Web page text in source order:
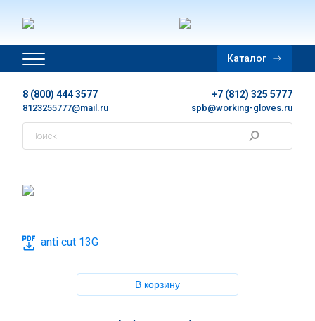
8 (800) 444 3577
8123255777@mail.ru
+7 (812) 325 5777
spb@working-gloves.ru
Каталог
Дополнительная информация
Корзина
anti cut 13G
В корзину